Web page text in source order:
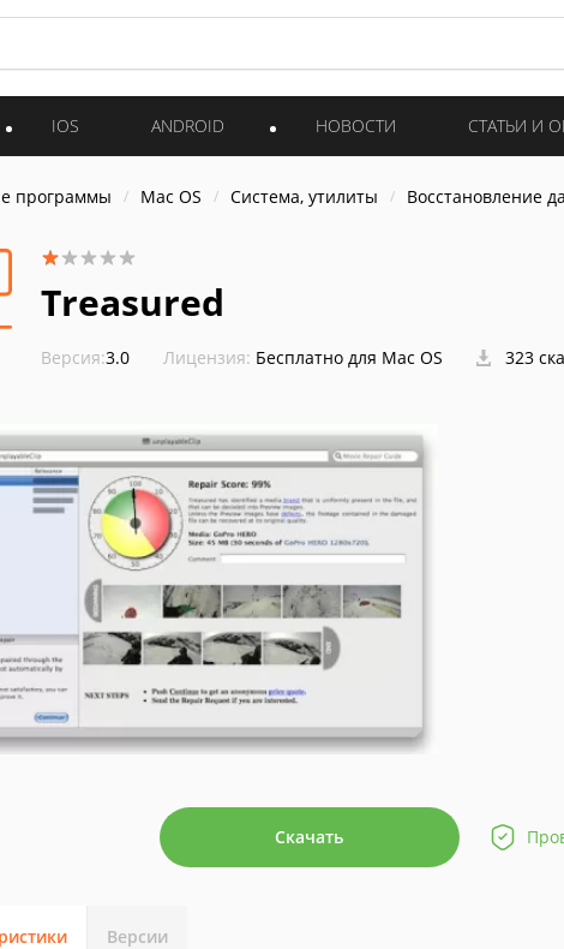
IOS ANDROID НОВОСТИ СТАТЬИ И
программы Mac OS Система, утилиты Восстановление
Treasured
Версия:3.0 Лицензия: Бесплатно для Mac OS 323
Скачать
Версии